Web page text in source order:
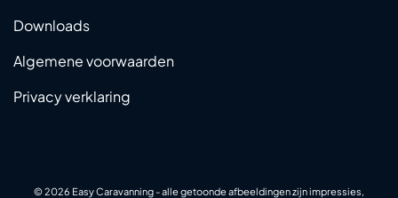
Downloads
Algemene voorwaarden
Privacy verklaring
© 2026 Easy Caravanning - alle getoonde afbeeldingen zijn impressies,